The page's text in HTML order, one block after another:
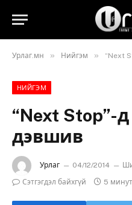
Урлаг.мн » Нийгэм » “Next
НИЙГЭМ
“Next Stop”-
дэвшив
Урлаг 04/12/2014
Сэтгэгдэл байхгүй
5